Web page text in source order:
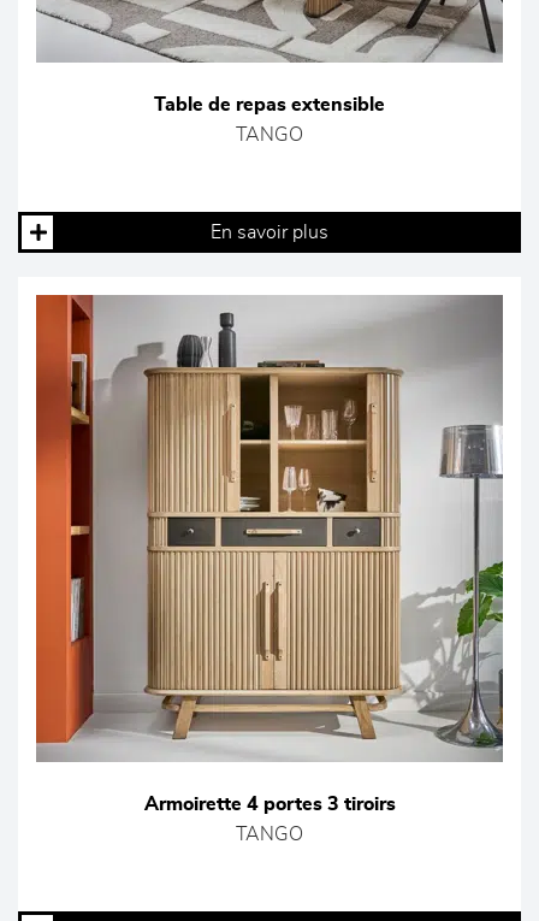
Table de repas extensible
TANGO
En savoir plus
Armoirette 4 portes 3 tiroirs
TANGO